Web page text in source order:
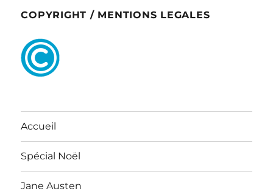
COPYRIGHT / MENTIONS LEGALES
Accueil
Spécial Noël
Jane Austen